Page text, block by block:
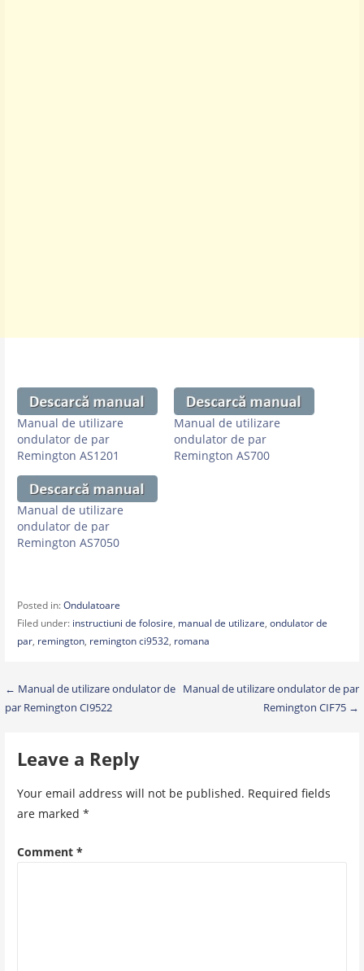
Manual de utilizare
ondulator de par
Remington AS1201
Manual de utilizare
ondulator de par
Remington AS700
Manual de utilizare
ondulator de par
Remington AS7050
Posted in:Ondulatoare
Filed under: instructiuni de folosire, manual de utilizare, ondulator de
par, remington, remington ci9532, romana
Post
navigation
← Manual de utilizare ondulator de
par Remington CI9522
Manual de utilizare ondulator de par
Remington CIF75 →
Leave a Reply
Your email address will not be published. Required fields
are marked *
Comment *